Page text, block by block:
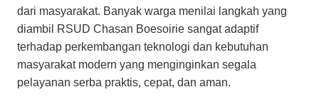
dari masyarakat. Banyak warga menilai langkah yang
diambil RSUD Chasan Boesoirie sangat adaptif
terhadap perkembangan teknologi dan kebutuhan
masyarakat modern yang menginginkan segala
pelayanan serba praktis, cepat, dan aman.